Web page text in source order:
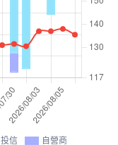
投信 自營商